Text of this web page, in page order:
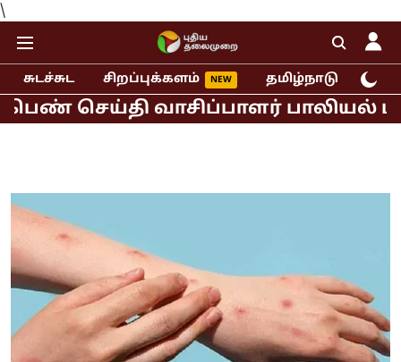
\
சுடச்சுட சிறப்புக்களம் தமிழ்நாடு
வாசிப்பாளர் பாலியல் புகார்!